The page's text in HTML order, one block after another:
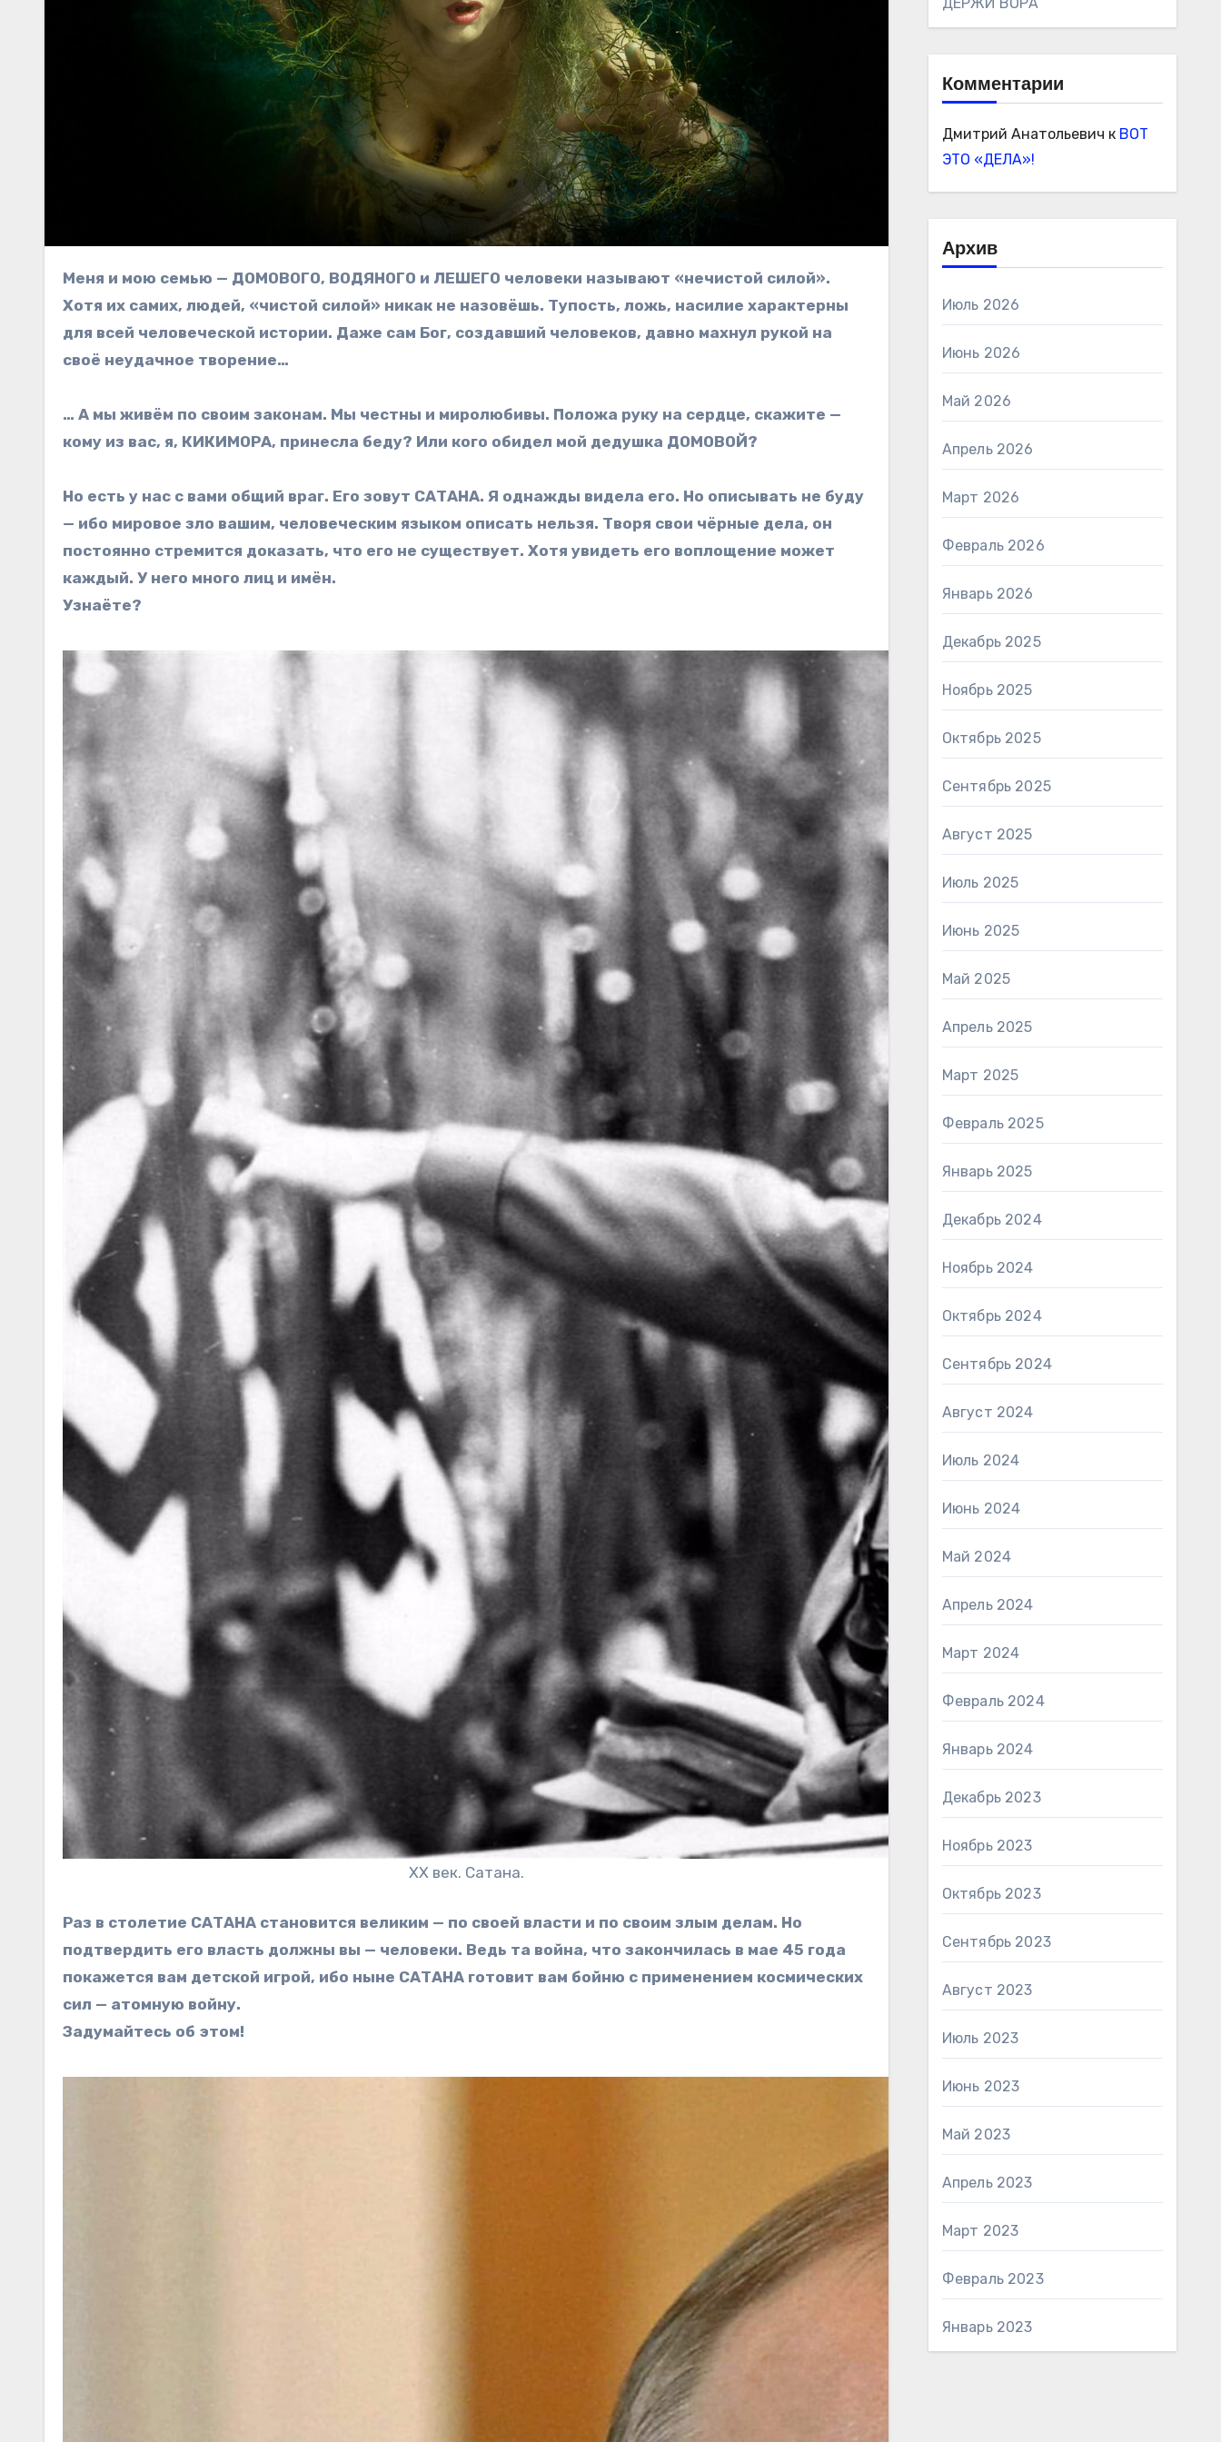
Меня и мою семью — ДОМОВОГО, ВОДЯНОГО и ЛЕШЕГО человеки называют «нечистой силой».
Хотя их самих, людей, «чистой силой» никак не назовёшь. Тупость, ложь, насилие характерны
для всей человеческой истории. Даже сам Бог, создавший человеков, давно махнул рукой на
своё неудачное творение…
… А мы живём по своим законам. Мы честны и миролюбивы. Положа руку на сердце, скажите —
кому из вас, я, КИКИМОРА, принесла беду? Или кого обидел мой дедушка ДОМОВОЙ?
Но есть у нас с вами общий враг. Его зовут САТАНА. Я однажды видела его. Но описывать не буду
— ибо мировое зло вашим, человеческим языком описать нельзя. Творя свои чёрные дела, он
постоянно стремится доказать, что его не существует. Хотя увидеть его воплощение может
каждый. У него много лиц и имён.
Узнаёте?
ХХ век. Сатана.
Раз в столетие САТАНА становится великим — по своей власти и по своим злым делам. Но
подтвердить его власть должны вы — человеки. Ведь та война, что закончилась в мае 45 года
покажется вам детской игрой, ибо ныне САТАНА готовит вам бойню с применением космических
сил — атомную войну.
Задумайтесь об этом!
Комментарии
Дмитрий Анатольевич к ВОТ
ЭТО «ДЕЛА»!
Архив
Июль 2026
Июнь 2026
Май 2026
Апрель 2026
Март 2026
Февраль 2026
Январь 2026
Декабрь 2025
Ноябрь 2025
Октябрь 2025
Сентябрь 2025
Август 2025
Июль 2025
Июнь 2025
Май 2025
Апрель 2025
Март 2025
Февраль 2025
Январь 2025
Декабрь 2024
Ноябрь 2024
Октябрь 2024
Сентябрь 2024
Август 2024
Июль 2024
Июнь 2024
Май 2024
Апрель 2024
Март 2024
Февраль 2024
Январь 2024
Декабрь 2023
Ноябрь 2023
Октябрь 2023
Сентябрь 2023
Август 2023
Июль 2023
Июнь 2023
Май 2023
Апрель 2023
Март 2023
Февраль 2023
Январь 2023